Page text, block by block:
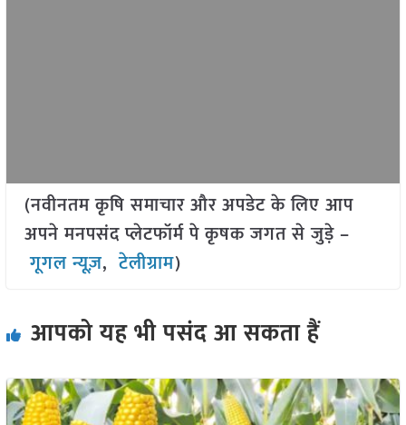
(नवीनतम कृषि समाचार और अपडेट के लिए आप
अपने मनपसंद प्लेटफॉर्म पे कृषक जगत से जुड़े –
गूगल न्यूज़,टेलीग्राम)
आपको यह भी पसंद आ सकता हैं